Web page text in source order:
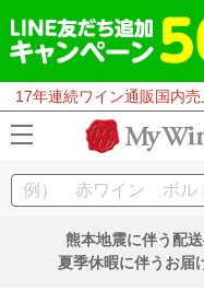
17年連続ワイン通販国内売
熊本地震に伴う配
夏季休暇に伴うお